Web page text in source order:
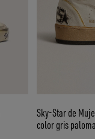
Sky-Star de
color gris paloma